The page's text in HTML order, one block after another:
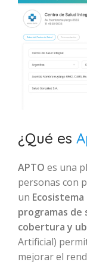
¿Qué es
APTO es una
personas con
un
programas de
cobertura y
Artificial)
mejorar el